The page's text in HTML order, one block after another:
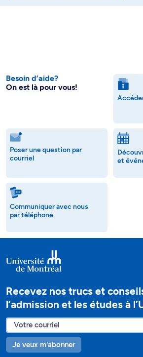
Besoin d’aide?
On est là pour vous!
Poser une question par
courriel
et
Communiquer avec nous
par téléphone
Recevez nos trucs et
l’admission et les études à
Je veux m'abonner